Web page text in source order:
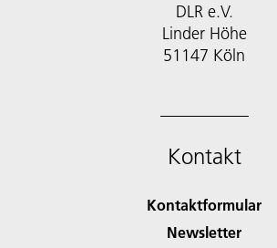
DLR e.V.
Linder Höhe
51147 Köln
Kontakt
Kontaktformular
Newsletter